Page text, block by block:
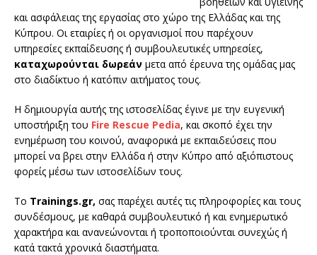
και ασφάλειας της εργασίας στο χώρο της Ελλάδας και της
Κύπρου. Οι εταιρίες ή οι οργανισμοί που παρέχουν
υπηρεσίες εκπαίδευσης ή συμβουλευτικές υπηρεσίες,
καταχωρούνται δωρεάν μετα από έρευνα της ομάδας μας
στο διαδίκτυο ή κατόπιν αιτήματος τους.
Η δημιουργία αυτής της ιστοσελίδας έγινε με την ευγενική
υποστήριξη του Fire Rescue Pedia, και σκοπό έχει την
ενημέρωση του κοινού, αναφορικά με εκπαιδεύσεις που
μπορεί να βρει στην Ελλάδα ή στην Κύπρο από αξιόπιστους
φορείς μέσω των ιστοσελίδων τους.
Το Trainings.gr, σας παρέχει αυτές τις πληροφορίες και τους
συνδέσμους, με καθαρά συμβουλευτικό ή και ενημερωτικό
χαρακτήρα και ανανεώνονται ή τροποποιούνται συνεχώς ή
κατά τακτά χρονικά διαστήματα.